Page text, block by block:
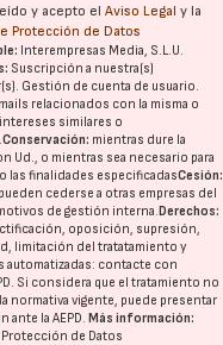
y acepto elAviso Legal y la
Protección de Datos
Interempresas Media, S.L.U.
Suscripción a nuestra(s)
Gestión de cuenta de usuario.
relacionados con la misma o
similares o
Conservación: mientras dure la
Ud., o mientras sea necesario para
las finalidades especificadasCesión:
cederse a otras empresas del
de gestión interna.Derechos:
oposición, supresión,
limitación del tratatamiento y
automatizadas: contacte con
. Si considera que el tratamiento no
normativa vigente, puede presentar
ante laAEPD .Más información:
de Datos